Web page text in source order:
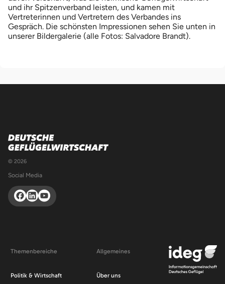
und ihr Spitzenverband leisten, und kamen mit
Vertreterinnen und Vertretern des Verbandes ins
Gespräch. Die schönsten Impressionen sehen Sie unten in
unserer Bildergalerie (alle Fotos: Salvadore Brandt).
© 2026
Social Media
Themenbereiche
Politik & Wirtschaft
Allgemeines
Über uns